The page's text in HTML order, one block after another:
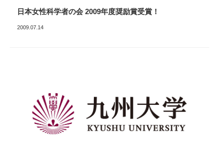
日本女性科学者の会 2009年度奨励賞受賞！
2009.07.14